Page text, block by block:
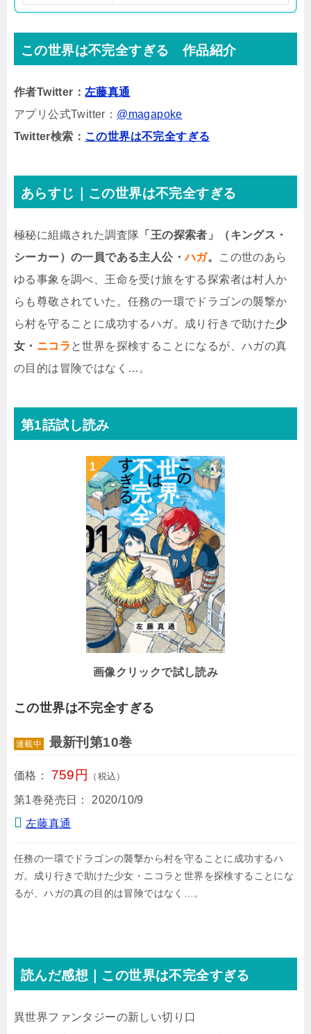
この世界は不完全すぎる 作品紹介
作者Twitter：左藤真通
アプリ公式Twitter： @magapoke
Twitter検索： この世界は不完全すぎる
あらすじ｜この世界は不完全すぎる
極秘に組織された調査隊 「王の探索者」（キングス・
シーカー）の一員である主人公・ハガ。
この世のあら
ゆる事象を調べ、王命を受け旅をする探索者は村人か
らも尊敬されていた。任務の一環でドラゴンの襲撃か
ら村を守ることに成功するハガ。成り行きで助けた少
女・ ニコラ と世界を探検することになるが、ハガの真
の目的は冒険ではなく…。
第1話試し読み
画像クリックで試し読み
この世界は不完全すぎる
連載中 最新刊第10巻
価格： 759円 （税込）
第1巻発売日：
2020/10/9
左藤真通
任務の一環でドラゴンの襲撃から村を守ることに成功するハ
ガ。成り行きで助けた少女・ニコラと世界を探検することにな
るが、ハガの真の目的は冒険ではなく…。
読んだ感想｜この世界は不完全すぎる
異世界ファンタジーの新しい切り口